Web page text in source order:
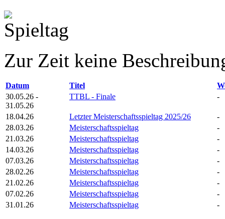
Zur Zeit keine
Datum Titel
30.05.26 -
31.05.26
TTBL - Finale -
18.04.26 Letzter Meisterschaftsspieltag 2025/26
-
28.03.26
Meisterschaftsspieltag
-
21.03.26
Meisterschaftsspieltag
-
14.03.26
Meisterschaftsspieltag
-
07.03.26
Meisterschaftsspieltag
-
28.02.26
Meisterschaftsspieltag
-
21.02.26
Meisterschaftsspieltag
-
07.02.26
Meisterschaftsspieltag
-
31.01.26
Meisterschaftsspieltag -